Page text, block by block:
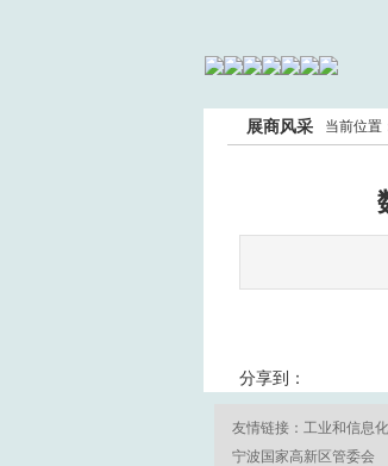
展商风采 当前位置
分享到：
友情链接： 工业和信息
宁波国家高新区管委会